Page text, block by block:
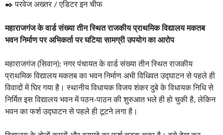
✒️ परवेज अख्तर / एडिटर इन चीफ
महाराजगंज के वार्ड संख्या तीन स्थित राजकीय प्राथमिक विद्यालय मकतब
भवन निर्माण पर अभिकर्ता पर घटिया सामग्री उपयोग का आरोप
महाराजगंज (सिवान): नगर पंचायत के वार्ड संख्या तीन स्थित राजकीय
प्राथमिक विद्यालय मकतब का भवन निर्माण अभी विधिवत उद्घाटन से पहले ही
विवादों में घिर गया है। स्थानीय विधायक विजय शंकर दुबे के विधायक निधि से
निर्मित इस विद्यालय भवन में पठन-पाठन की शुरुआत भले ही हो चुकी है, लेकिन
भवन का फर्श उद्घाटन से पहले ही टूटने लगा है।